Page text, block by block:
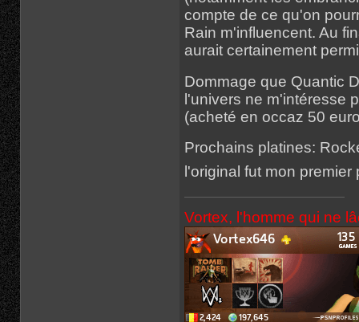
compte de ce qu'on
Rain m'influencent. Au
aurait certainement
Dommage que Quantic
l'univers ne m'intéresse
(acheté en occaz 50
Prochains platines:
l'original fut mon
Vortex, l'homme qui ne